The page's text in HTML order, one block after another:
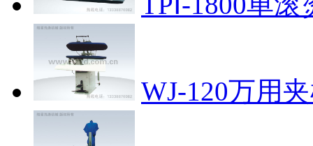
WJ-120万用